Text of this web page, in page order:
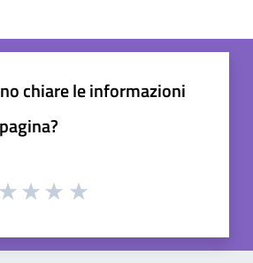
chiare le informazioni